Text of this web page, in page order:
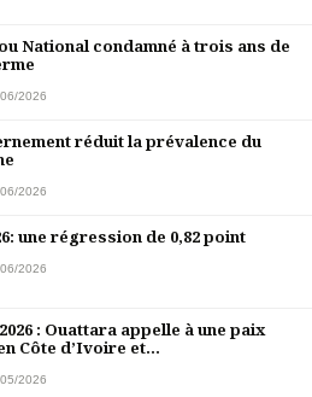
National condamné à trois ans de
2026
réduit la prévalence du
2026
une régression de 0,82 point
2026
: Ouattara appelle à une paix
Côte d’Ivoire et...
2026